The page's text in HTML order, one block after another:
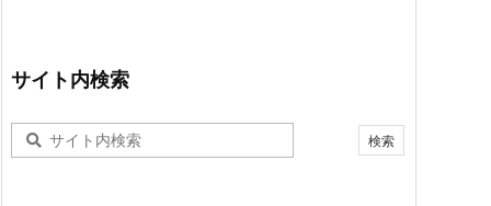
サイト内検索